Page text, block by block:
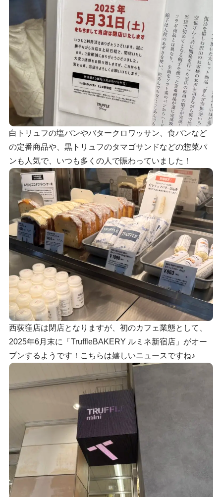
白トリュフの塩パンやバタークロワッサン、食パンなど
の定番商品や、黒トリュフのタマゴサンドなどの惣菜パ
ンも人気で、いつも多くの人で賑わっていました！
西荻窪店は閉店となりますが、初のカフェ業態として、
2025年6月末に「TruffleBAKERY ルミネ新宿店」がオー
プンするようです！こちらは嬉しいニュースですね♪